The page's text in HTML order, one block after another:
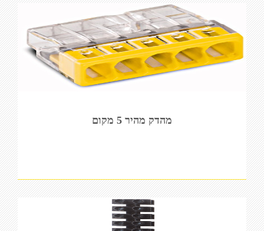
מהדק מהיר 5 מקום